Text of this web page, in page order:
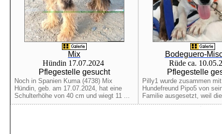
Mix
Hündin 17.07.2024
Pflegestelle gesucht
Noch in Spanien Kuma (4738) Mix
Hündin, geb. am 17.07.2024, hat eine
Schulterhöhe von 40 cm und wiegt 11 ...
Bodeguero-
Rüde ca.
Pflegestelle
Pilly1 wurde zusammen
Hundefreund Pipo5 von
Familie ausgesetzt, weil